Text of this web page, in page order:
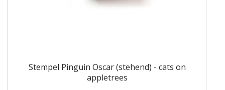
Stempel Pinguin Oscar (stehend) - cats on
appletrees